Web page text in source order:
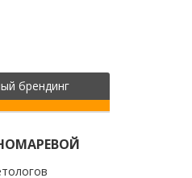
брендинг